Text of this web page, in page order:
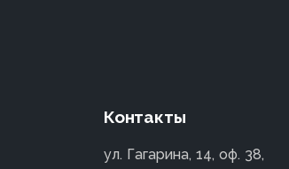
Контакты
ул. Гагарина, 14, оф. 38,